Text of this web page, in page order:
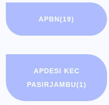
APBN(19)
APDESI KEC
PASIRJAMBU(1)